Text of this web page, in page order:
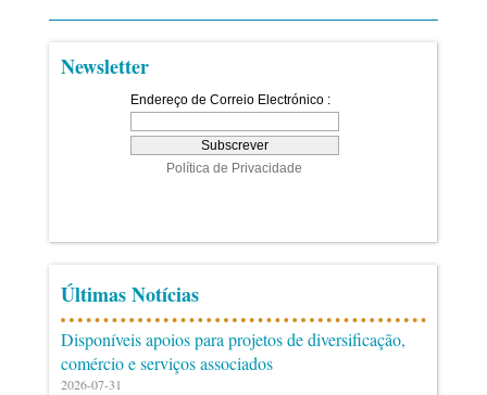
Newsletter
Últimas Notícias
Disponíveis apoios para projetos de diversificação,
comércio e serviços associados
2026-07-31